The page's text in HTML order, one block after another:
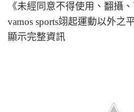
《未經同意不得使用、翻攝
vamos sports翊起運動以外之平
顯示完整資訊